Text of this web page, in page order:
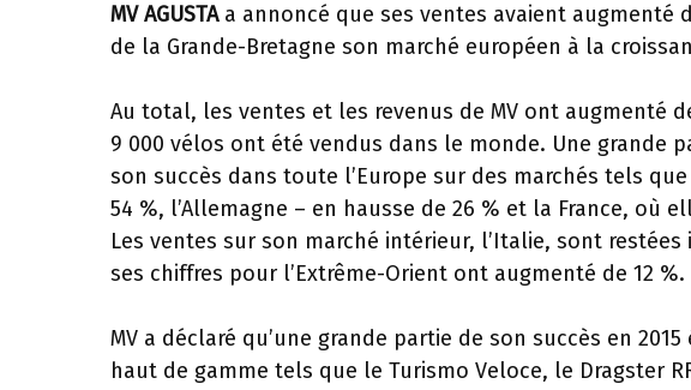
MV AGUSTAa annoncé que ses ventes avaient augmenté
de la Grande-Bretagne son marché européen à la
Au total, les ventes et les revenus de MV ont augmenté
9 000 vélos ont été vendus dans le monde. Une grande
son succès dans toute l’Europe sur des marchés tels
54 %, l’Allemagne – en hausse de 26 % et la France, où
Les ventes sur son marché intérieur, l’Italie, sont
ses chiffres pour l’Extrême-Orient ont augmenté de 12 %.
MV a déclaré qu’une grande partie de son succès en
haut de gamme tels que le Turismo Veloce, le Dragster